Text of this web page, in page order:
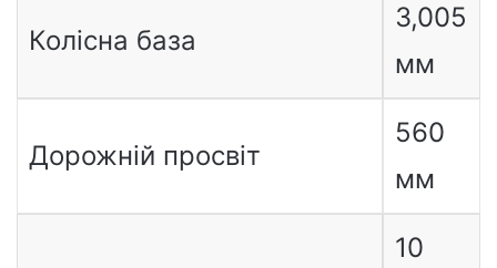
Колісна база
3,005
мм
Дорожній просвіт
560
мм
10